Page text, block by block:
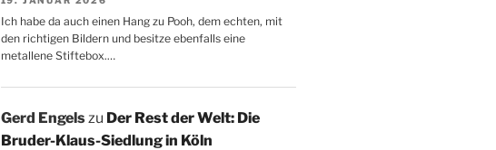
Ich habe da auch einen Hang zu Pooh, dem echten, mit
den richtigen Bildern und besitze ebenfalls eine
metallene Stiftebox.…
Gerd Engelszu Der Rest der Welt: Die
Bruder-Klaus-Siedlung in Köln